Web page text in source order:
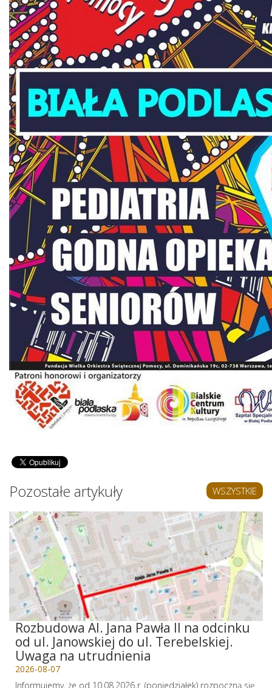
Pozostałe artykuły WSZYSTKIE
Rozbudowa Al. Jana Pawła II na odcinku
od ul. Janowskiej do ul. Terebelskiej.
Uwaga na utrudnienia
2026-08-07
Informujemy, że od 10.08.2026 r. (poniedziałek) rozpoczną się